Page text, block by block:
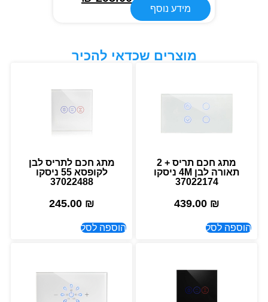
מידע נוסף
מוצרים שכדאי להכיר
מתג חכם תריס + 2
תאורה לבן 4M ניסקו
37022174
439.00 ₪
הוספה לסל
מתג חכם לתריס לבן
לקופסא 55 ניסקו
37022488
245.00 ₪
הוספה לסל